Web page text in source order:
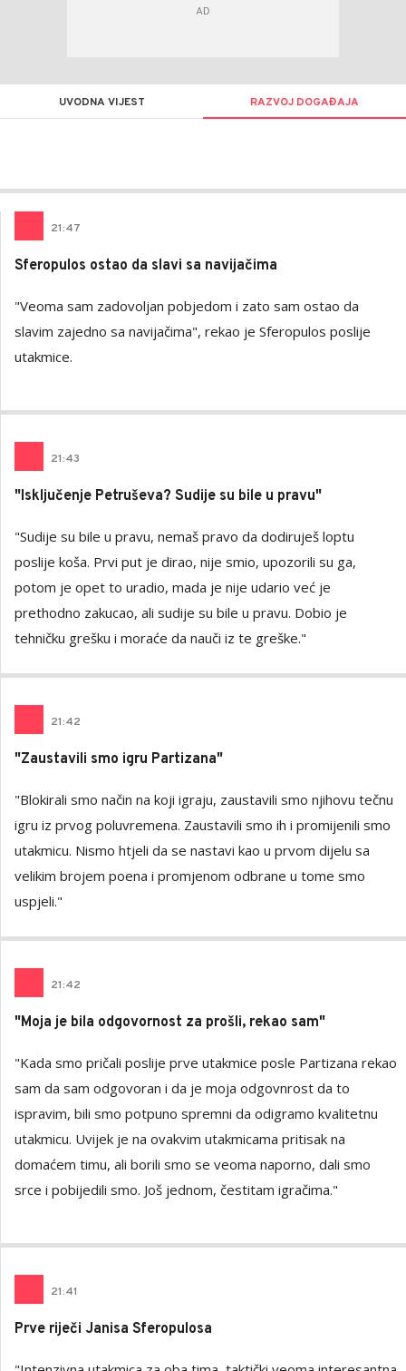
UVODNA VIJEST RAZVOJ DOGAĐAJA
21:47
Sferopulos ostao da slavi sa navijačima
"Veoma sam zadovoljan pobjedom i zato sam ostao da
slavim zajedno sa navijačima", rekao je Sferopulos poslije
utakmice.
21:43
"Isključenje Petruševa? Sudije su bile u pravu"
"Sudije su bile u pravu, nemaš pravo da dodiruješ loptu
poslije koša. Prvi put je dirao, nije smio, upozorili su ga,
potom je opet to uradio, mada je nije udario već je
prethodno zakucao, ali sudije su bile u pravu. Dobio je
tehničku grešku i moraće da nauči iz te greške."
21:42
"Zaustavili smo igru Partizana"
"Blokirali smo način na koji igraju, zaustavili smo njihovu tečnu
igru iz prvog poluvremena. Zaustavili smo ih i promijenili smo
utakmicu. Nismo htjeli da se nastavi kao u prvom dijelu sa
velikim brojem poena i promjenom odbrane u tome smo
uspjeli."
21:42
"Moja je bila odgovornost za prošli, rekao sam"
"Kada smo pričali poslije prve utakmice posle Partizana rekao
sam da sam odgovoran i da je moja odgovnrost da to
ispravim, bili smo potpuno spremni da odigramo kvalitetnu
utakmicu. Uvijek je na ovakvim utakmicama pritisak na
domaćem timu, ali borili smo se veoma naporno, dali smo
srce i pobijedili smo. Još jednom, čestitam igračima."
21:41
Prve riječi Janisa Sferopulosa